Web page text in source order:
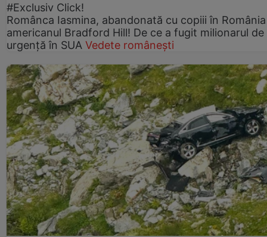
#Exclusiv Click!
Românca Iasmina, abandonată cu copiii în
americanul Bradford Hill! De ce a fugit milionarul de
urgență în SUA Vedete românești